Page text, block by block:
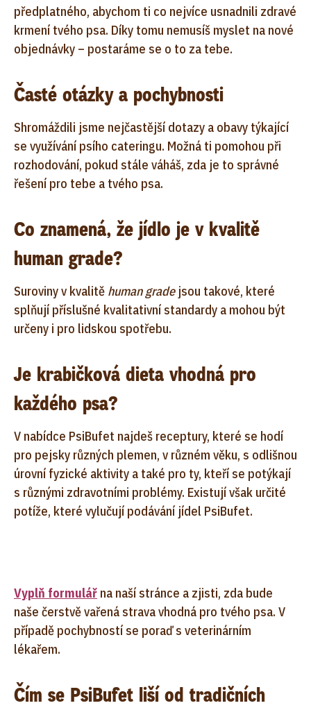
předplatného, abychom ti co nejvíce usnadnili zdravé
krmení tvého psa. Díky tomu nemusíš myslet na nové
objednávky – postaráme se o to za tebe.
Časté otázky a pochybnosti
Shromáždili jsme nejčastější dotazy a obavy týkající
se využívání psího cateringu. Možná ti pomohou při
rozhodování, pokud stále váháš, zda je to správné
řešení pro tebe a tvého psa.
Co znamená, že jídlo je v kvalitě
human grade?
Suroviny v kvalitě human gradejsou takové, které
splňují příslušné kvalitativní standardy a mohou být
určeny i pro lidskou spotřebu.
Je krabičková dieta vhodná pro
každého psa?
V nabídce PsiBufet najdeš receptury, které se hodí
pro pejsky různých plemen, v různém věku, s odlišnou
úrovní fyzické aktivity a také pro ty, kteří se potýkají
s různými zdravotními problémy. Existují však určité
potíže, které vylučují podávání jídel PsiBufet.
Vyplň formulář na naší stránce a zjisti, zda bude
naše čerstvě vařená strava vhodná pro tvého psa. V
případě pochybností se poraď s veterinárním
lékařem.
Čím se PsiBufet liší od tradičních